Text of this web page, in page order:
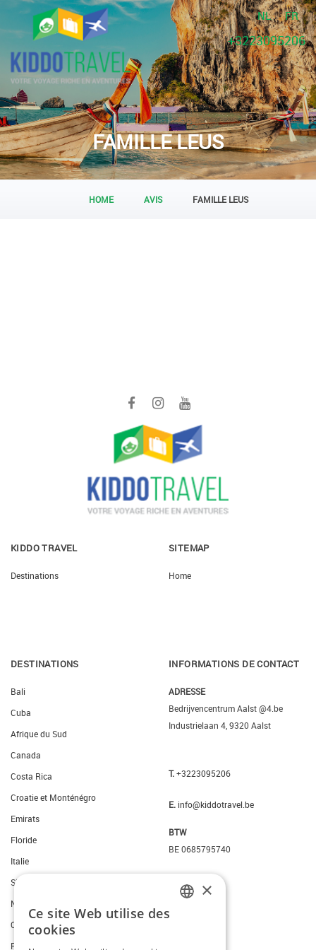
NL FR
+3223095206
FAMILLE LEUS
HOME AVIS FAMILLE LEUS
KIDDO TRAVEL
Destinations
SITEMAP
Home
DESTINATIONS
Bali
Cuba
Afrique du Sud
Canada
Costa Rica
Croatie et Monténégro
Emirats
Floride
Italie
Slovenie
New York
Ouest des Etats-Unis
Portugal
INFORMATIONS DE CONTACT
ADRESSE
Bedrijvencentrum Aalst @4.be
Industrielaan 4, 9320 Aalst
T.+3223095206
E. info@kiddotravel.be
BTW
BE 0685795740
×
Ce site Web utilise des
cookies